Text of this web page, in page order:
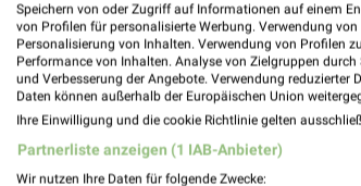
Rossmann Königsbach-
Speichern von oder Zugriff auf Informationen auf einem
von Profilen für personalisierte Werbung. Verwendung
Personalisierung von Inhalten. Verwendung von Profilen
Performance von Inhalten. Analyse von Zielgruppen
und Verbesserung der Angebote. Verwendung reduzierter
Daten können außerhalb der Europäischen Union
Ihre Einwilligung und die cookie Richtlinie gelten
Partnerliste anzeigen (1 IAB-Anbieter)
Wir nutzen Ihre Daten für folgende Zwecke: